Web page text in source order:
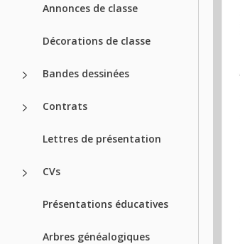
Annonces de classe
Décorations de classe
Bandes dessinées
Contrats
Lettres de présentation
CVs
Présentations éducatives
Arbres généalogiques